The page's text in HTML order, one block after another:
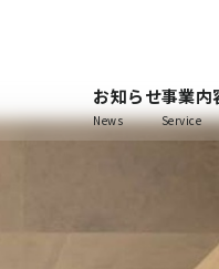
お知らせ
News
事業内
Service